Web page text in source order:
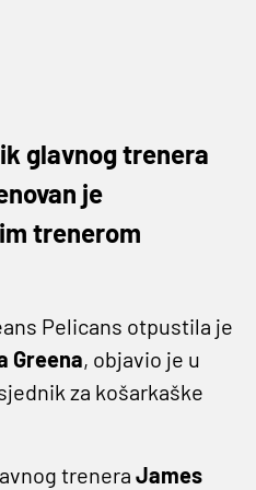
glavnog trenera
je
trenerom
Pelicans otpustila je
Greena, objavio je u
za košarkaške
trenera James